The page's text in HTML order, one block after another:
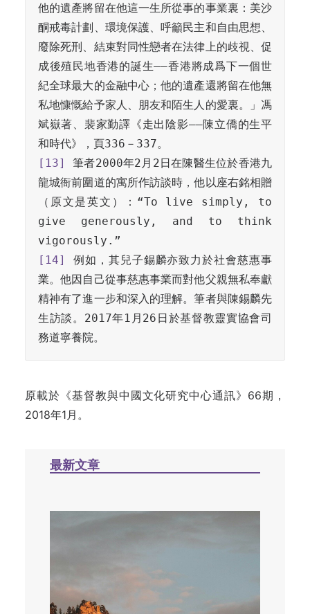
他的遺產將留在他這一生所從事的事業裏：美沙
酮戒毒計劃、環境保護、呼籲民主和自由思想、
廢除死刑、結束對同性戀者在法律上的歧視、促
成後殖民地香港的誕生——香港將成爲下一個世
紀全球最大的金融中心；他的遺產還將留在他無
私地慷慨給予家人、朋友和陌生人的愛裏。」馮
斌嶽著、裴家勤譯《走出陰影——陳立僑的生平
[13]
筆者2000年2月2日在陳醫生位於香港九
龍城衙前圍道的寓所作訪談時，他以座右銘相贈
（原文是英文）：“To live simply, to
give generously, and to think
[14]
例如，其兒子錫麟亦致力於社會慈惠事
業。他因自己從事慈惠事業而對他父親無私奉獻
精神有了進一步和深入的理解。筆者與陳錫麟先
生訪談。2017年1月26日於基督教靈實協會司
原載於《基督教與中國文化研究中心通訊》66期，
2018年1月。
最新文章